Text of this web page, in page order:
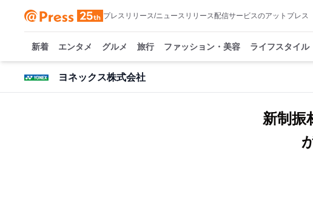
プレスリリース/ニュースリリース配信サービスのアットプレス
新着 エンタメ グルメ 旅行 ファッション・美容 ライフスタイル
ヨネックス株式会社
新制振